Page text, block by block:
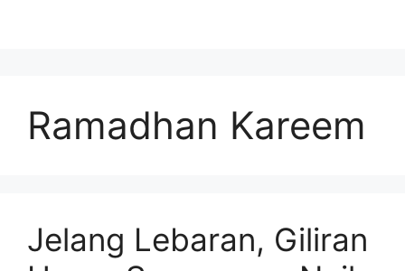
Ramadhan Kareem
Jelang Lebaran, Giliran